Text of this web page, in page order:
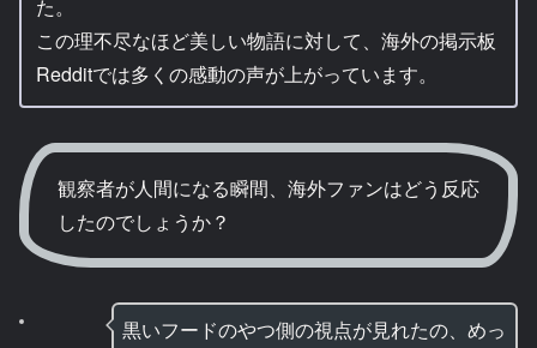
た。
この理不尽なほど美しい物語に対して、海外の掲示板
Redditでは多くの感動の声が上がっています。
観察者が人間になる瞬間、海外ファンはどう反応
したのでしょうか？
黒いフードのやつ側の視点が見れたの、めっ